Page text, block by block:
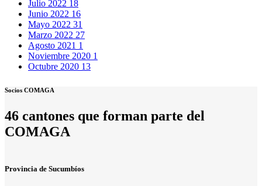
Julio 2022 18
Junio 2022 16
Mayo 2022 31
Marzo 2022 27
Agosto 2021 1
Noviembre 2020 1
Octubre 2020 13
Socios COMAGA
46 cantones que forman parte del
COMAGA
Provincia de Sucumbíos